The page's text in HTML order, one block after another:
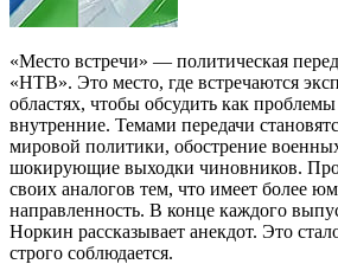
«Место встречи» — политическая
«НТВ». Это место, где встречаются
областях, чтобы обсудить как
внутренние. Темами передачи
мировой политики, обострение
шокирующие выходки чиновников.
своих аналогов тем, что имеет более
направленность. В конце каждого
Норкин рассказывает анекдот. Это
строго соблюдается.